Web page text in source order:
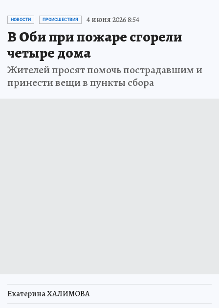
НОВОСТИ ПРОИСШЕСТВИЯ 4 июня 2026 8:54
В Оби при пожаре сгорели
четыре дома
Жителей просят помочь пострадавшим и
принести вещи в пункты сбора
Екатерина ХАЛИМОВА